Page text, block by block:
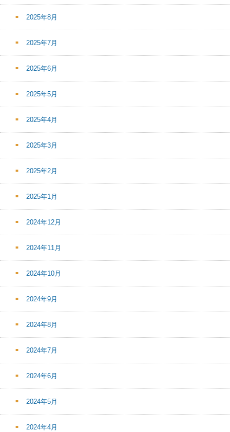
2025年8月
2025年7月
2025年6月
2025年5月
2025年4月
2025年3月
2025年2月
2025年1月
2024年12月
2024年11月
2024年10月
2024年9月
2024年8月
2024年7月
2024年6月
2024年5月
2024年4月